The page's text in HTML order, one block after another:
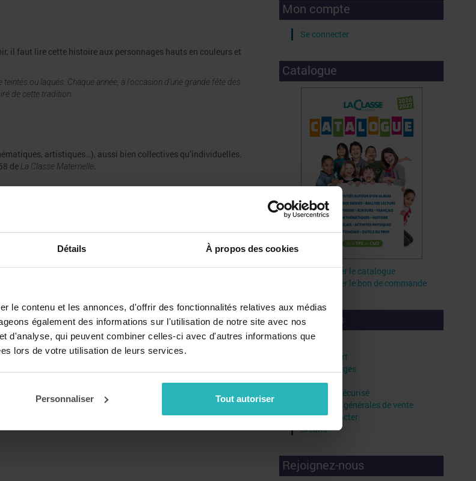
Détails À propos des cookies
le contenu et les annonces, d'offrir des fonctionnalités relatives aux médias
également des informations sur l'utilisation de notre site avec nos
d'analyse, qui peuvent combiner celles-ci avec d'autres informations que
lors de votre utilisation de leurs services.
Personnaliser Tout autoriser
il faut lire cette histoire aux personnages hauts en couleurs et
ou laqués. Chaque année, à l'occasion d'une grande fête des
de cette tradition.
artistiques…), aussi bien collectives qu’individuelles.
de La Classe Maternelle.
Mon compte
Se connecter
Catalogue
Télécharger le catalogue
Télécharger le bon de commande
Liens utiles
Faq
Frais de port
Vos avantages
Livraison
Paiement sécurisé
Conditions générales de vente
Nous contacter
Crédits
Rejoignez-nous